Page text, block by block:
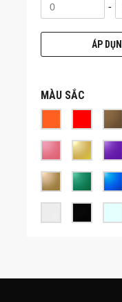
-
ÁP
MÀU SẮC